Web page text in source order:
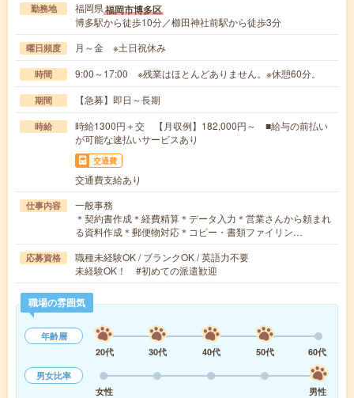
勤務地 福岡県福岡市博多区
博多駅から徒歩10分／櫛田神社前駅から徒歩3分
曜日頻度 月～金 ※土日祝休み
時間 9:00～17:00 ※残業はほとんどありません。※休憩60分。
期間 【急募】即日～長期
時給
時給1300円＋交 【月収例】182,000円～ ■給与の前払い
が可能な速払いサービスあり
交通費
交通費支給あり
仕事内容
一般事務
＊契約書作成＊経費精算＊データ入力＊営業さんから頼まれ
る資料作成＊郵便物対応＊コピー・書類ファイリン…
応募資格
職種未経験OK / ブランクOK / 英語力不要
未経験OK！ #初めての派遣歓迎
職場の雰囲気
年齢層
20代
30代 40代 50代
60代
男女比率
女性
男性